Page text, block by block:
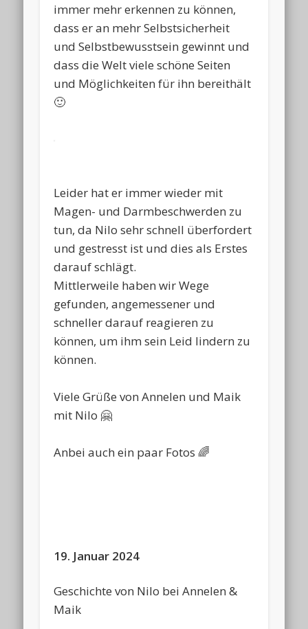
immer mehr erkennen zu können,
dass er an mehr Selbstsicherheit
und Selbstbewusstsein gewinnt und
dass die Welt viele schöne Seiten
und Möglichkeiten für ihn bereithält
🙂
Leider hat er immer wieder mit
Magen- und Darmbeschwerden zu
tun, da Nilo sehr schnell überfordert
und gestresst ist und dies als Erstes
darauf schlägt.
Mittlerweile haben wir Wege
gefunden, angemessener und
schneller darauf reagieren zu
können, um ihm sein Leid lindern zu
können.
Viele Grüße von Annelen und Maik
mit Nilo 🤗
Anbei auch ein paar Fotos 🌈
19. Januar 2024
Geschichte von Nilo bei Annelen &
Maik